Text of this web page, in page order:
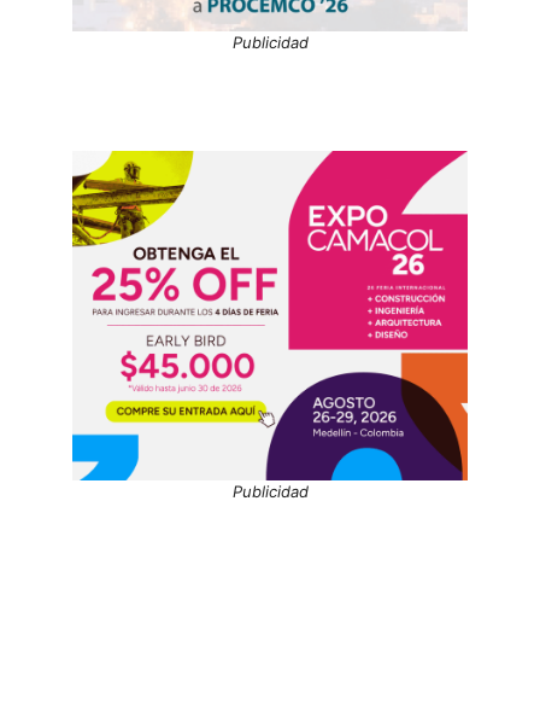
Publicidad
Publicidad